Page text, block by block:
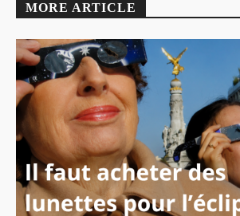
MORE ARTICLE